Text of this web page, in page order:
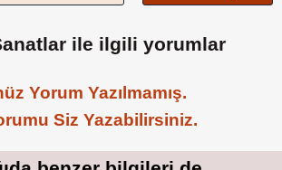
ile ilgili yorumlar
Yorum Yazılmamış.
Siz Yazabilirsiniz.